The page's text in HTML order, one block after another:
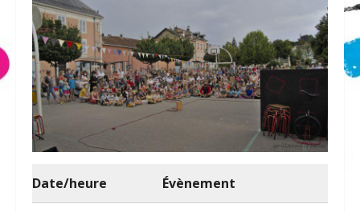
Date/heure Évènement